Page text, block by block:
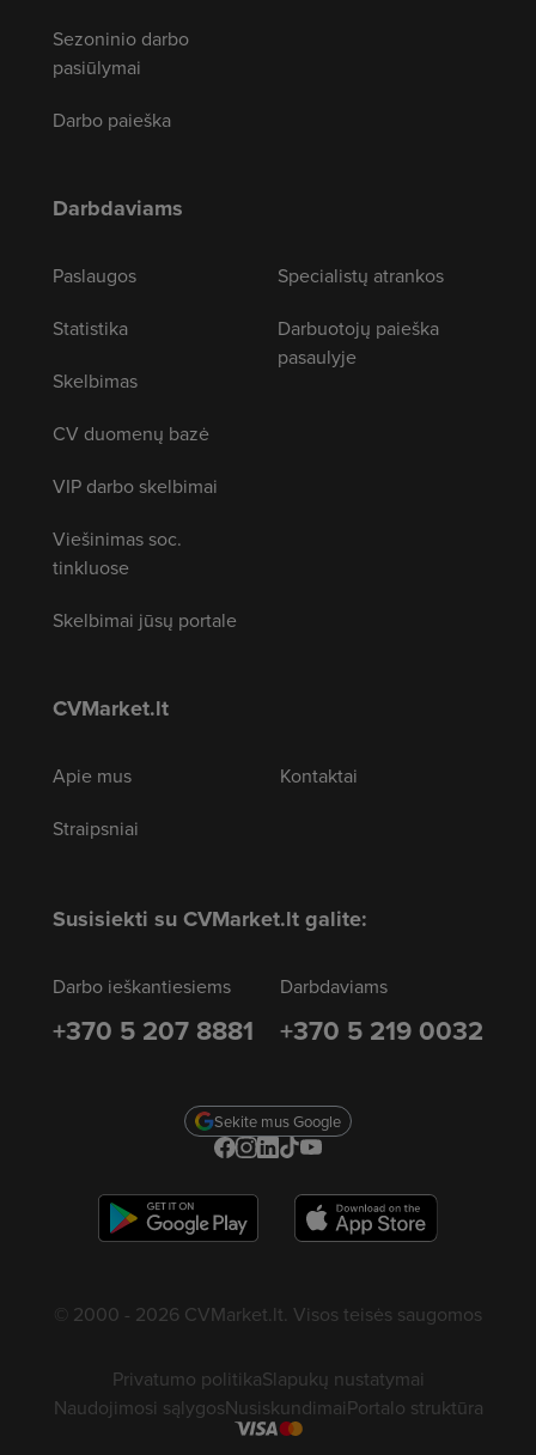
Sezoninio darbo
pasiūlymai
Darbo paieška
Darbdaviams
Paslaugos
Statistika
Skelbimas
CV duomenų bazė
VIP darbo skelbimai
Viešinimas soc.
tinkluose
Skelbimai jūsų portale
Specialistų atrankos
Darbuotojų paieška
pasaulyje
CVMarket.lt
Apie mus
Straipsniai
Kontaktai
Susisiekti su CVMarket.lt galite:
Darbo ieškantiesiems
+370 5 207 8881
Darbdaviams
+370 5 219 0032
Sekite mus Google
© 2000 - 2026 CVMarket.lt. Visos teisės saugomos
Privatumo politikaSlapukų nustatymai
Naudojimosi sąlygosNusiskundimaiPortalo struktūra